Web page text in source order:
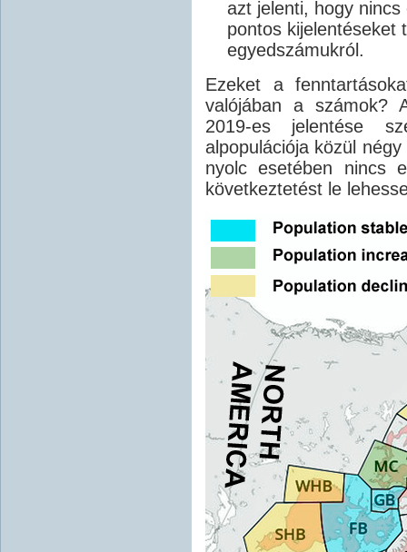
azt jelenti, hogy
pontos kijelentéseket
egyedszámukról.
Ezeket a
valójában a számok?
2019-es jelentése
alpopulációja közül
nyolc esetében nincs
következtetést le